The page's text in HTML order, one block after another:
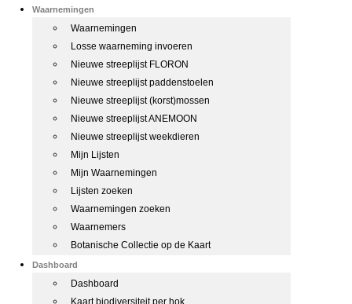
Waarnemingen
Waarnemingen
Losse waarneming invoeren
Nieuwe streeplijst FLORON
Nieuwe streeplijst paddenstoelen
Nieuwe streeplijst (korst)mossen
Nieuwe streeplijst ANEMOON
Nieuwe streeplijst weekdieren
Mijn Lijsten
Mijn Waarnemingen
Lijsten zoeken
Waarnemingen zoeken
Waarnemers
Botanische Collectie op de Kaart
Dashboard
Dashboard
Kaart biodiversiteit per hok